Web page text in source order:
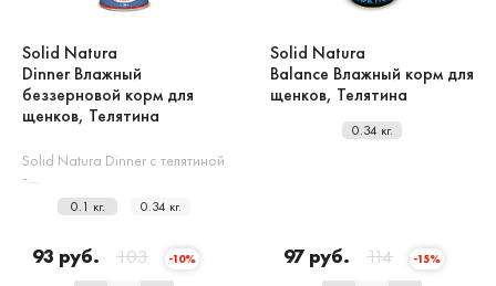
Solid Natura
Dinner Влажный
беззерновой корм для
щенков, Телятина
Solid Natura Dinner с телятиной
-…
0.1 кг. 0.34 кг.
93 руб. 103 -10%
Solid Natura
Balance Влажный корм для
щенков, Телятина
0.34 кг.
97 руб. 114 -15%